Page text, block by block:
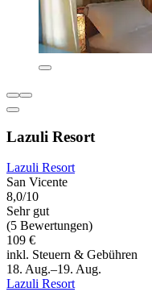
Lazuli Resort
Lazuli Resort
San Vicente
8,0/10
Sehr gut
(5 Bewertungen)
109 €
inkl. Steuern & Gebühren
18. Aug.–19. Aug.
Lazuli Resort